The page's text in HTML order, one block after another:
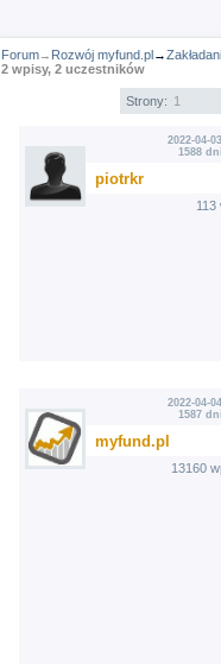
Forum→ Rozwój myfund.pl→
2 wpisy, 2 uczestników
Strony: 1
2022-04-
1588
piotrkr
113
2022-04-
1587
myfund.pl
13160